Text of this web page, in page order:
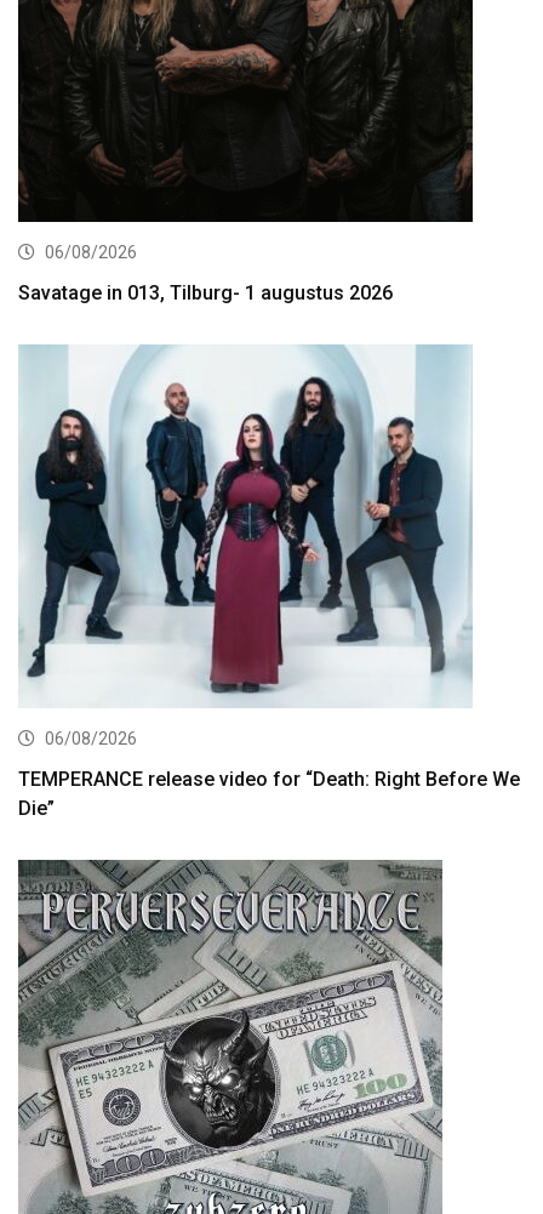
06/08/2026
Savatage in 013, Tilburg- 1 augustus 2026
06/08/2026
TEMPERANCE release video for “Death: Right Before We
Die”